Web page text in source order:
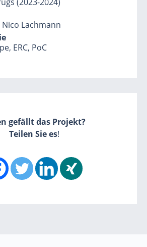
Lachmann
ERC, PoC
gefällt das Projekt?
Teilen Sie es!